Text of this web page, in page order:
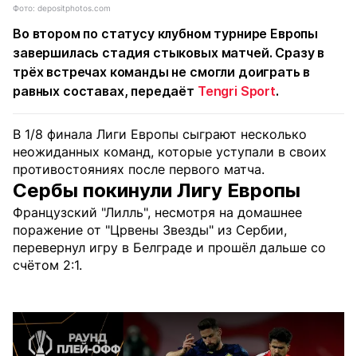
Фото: depositphotos.com
Во втором по статусу клубном турнире Европы
завершилась стадия стыковых матчей. Сразу в
трёх встречах команды не смогли доиграть в
равных составах, передаёт Tengri Sport.
В 1/8 финала Лиги Европы сыграют несколько
неожиданных команд, которые уступали в своих
противостояниях после первого матча.
Сербы покинули Лигу Европы
Французский "Лилль", несмотря на домашнее
поражение от "Црвены Звезды" из Сербии,
перевернул игру в Белграде и прошёл дальше со
счётом 2:1.